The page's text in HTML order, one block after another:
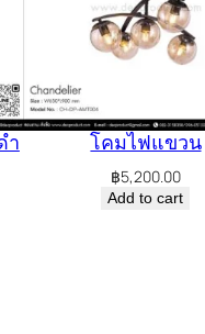
ำ โคมไฟแขวน
฿5,200.00
Add to cart